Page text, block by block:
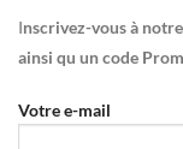
Inscrivez-vous à
ainsi qu un code
Votre e-mail